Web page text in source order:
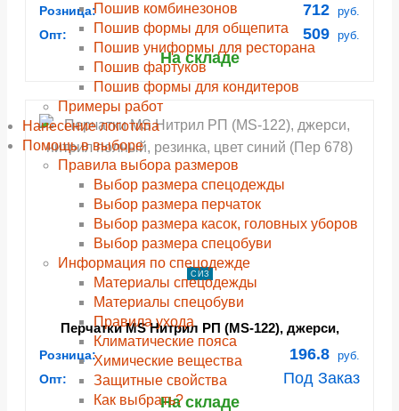
Пошив комбинезонов
Пошив формы для общепита
Пошив униформы для ресторана
Пошив фартуков
Пошив формы для кондитеров
Примеры работ
Нанесение логотипа
Помощь в выборе
Правила выбора размеров
Выбор размера спецодежды
Выбор размера перчаток
Выбор размера касок, головных уборов
Выбор размера спецобуви
Информация по спецодежде
Материалы спецодежды
Материалы спецобуви
Правила ухода
Климатические пояса
Химические вещества
Защитные свойства
Как выбрать?
Розница: 712 руб.
Опт: 509 руб.
На складе
СИЗ
Перчатки MS Нитрил РП (MS-122), джерси,
нитрил полный, резинка, цвет синий (Пер 678)
Розница: 196.8 руб.
Опт:
Под Заказ
На складе